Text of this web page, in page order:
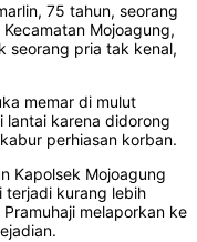
75 tahun, seorang
Mojoagung,
seorang pria tak kenal,
memar di mulut
lantai karena didorong
perhiasan korban.
Kapolsek Mojoagung
terjadi kurang lebih
melaporkan ke